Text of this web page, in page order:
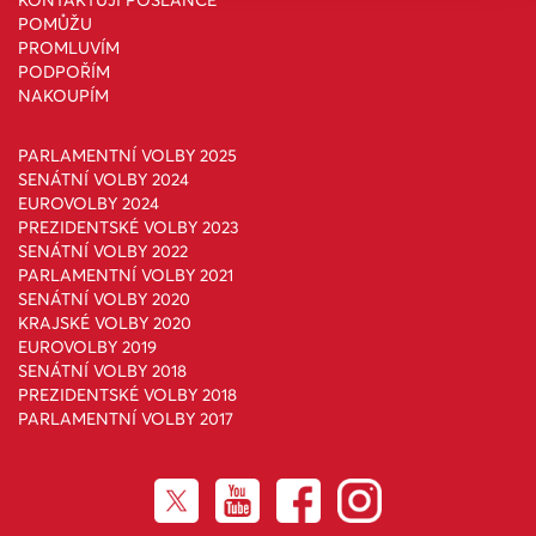
POMŮŽU
PROMLUVÍM
PODPOŘÍM
NAKOUPÍM
PARLAMENTNÍ VOLBY 2025
SENÁTNÍ VOLBY 2024
EUROVOLBY 2024
PREZIDENTSKÉ VOLBY 2023
SENÁTNÍ VOLBY 2022
PARLAMENTNÍ VOLBY 2021
SENÁTNÍ VOLBY 2020
KRAJSKÉ VOLBY 2020
EUROVOLBY 2019
SENÁTNÍ VOLBY 2018
PREZIDENTSKÉ VOLBY 2018
PARLAMENTNÍ VOLBY 2017